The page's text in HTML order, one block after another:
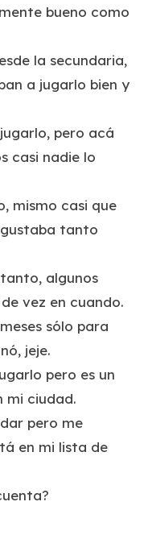
bueno como
la secundaria,
a jugarlo bien y
pero acá
casi nadie lo
mismo casi que
tanto
algunos
vez en cuando.
sólo para
jeje.
pero es un
mi ciudad.
pero me
en mi lista de